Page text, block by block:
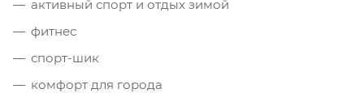
активный спорт и отдых зимой
фитнес
спорт-шик
комфорт для города